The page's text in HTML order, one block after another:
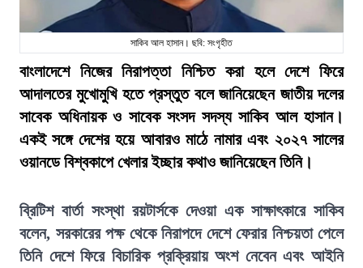
সাকিব আল হাসান। ছবি: সংগৃহীত
বাংলাদেশে নিজের নিরাপত্তা নিশ্চিত করা হলে দেশে ফিরে
আদালতের মুখোমুখি হতে প্রস্তুত বলে জানিয়েছেন জাতীয় দলের
সাবেক অধিনায়ক ও সাবেক সংসদ সদস্য সাকিব আল হাসান।
একই সঙ্গে দেশের হয়ে আবারও মাঠে নামার এবং ২০২৭ সালের
ওয়ানডে বিশ্বকাপে খেলার ইচ্ছার কথাও জানিয়েছেন তিনি।
ব্রিটিশ বার্তা সংস্থা রয়টার্সকে দেওয়া এক সাক্ষাৎকারে সাকিব
বলেন, সরকারের পক্ষ থেকে নিরাপদে দেশে ফেরার নিশ্চয়তা পেলে
তিনি দেশে ফিরে বিচারিক প্রক্রিয়ায় অংশ নেবেন এবং আইনি